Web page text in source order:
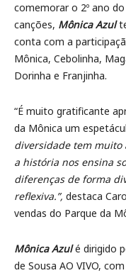
comemorar o 2º ano
canções, Mônica Azul
conta com a
Mônica, Cebolinha,
Dorinha e Franjinha.
“É muito gratificante
da Mônica um
diversidade tem muito
a história nos ensina
diferenças de forma
reflexiva.”, destaca
vendas do Parque da
Mônica Azulé dirigido
de Sousa AO VIVO,